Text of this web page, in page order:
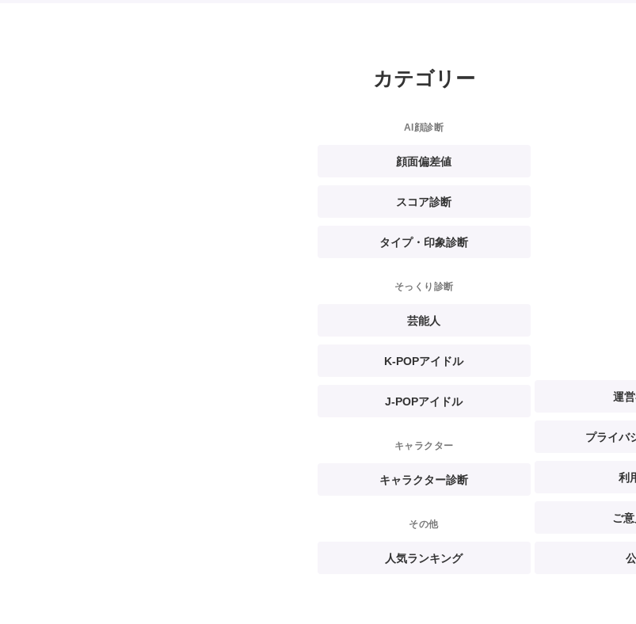
カテゴリー
AI顔診断
顔面偏差値
スコア診断
タイプ・印象診断
そっくり診断
芸能人
K-POPアイドル
J-POPアイドル
キャラクター
キャラクター診断
その他
人気ランキング
運
プライバ
利
ご